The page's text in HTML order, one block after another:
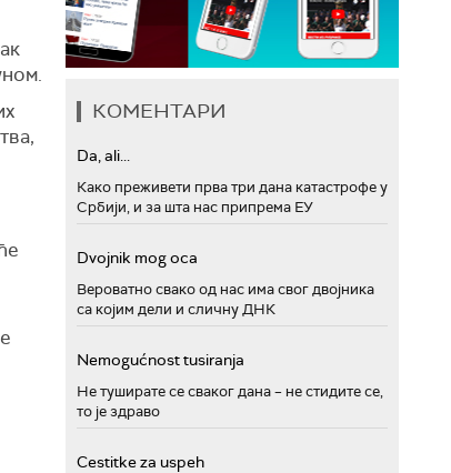
КОМЕНТАРИ
Da, ali...
Како преживети прва три дана катастрофе у
Србији, и за шта нас припрема ЕУ
Dvojnik mog oca
Вероватно свако од нас има свог двојника
са којим дели и сличну ДНК
Nemogućnost tusiranja
Не туширате се сваког дана – не стидите се,
то је здраво
Cestitke za uspeh